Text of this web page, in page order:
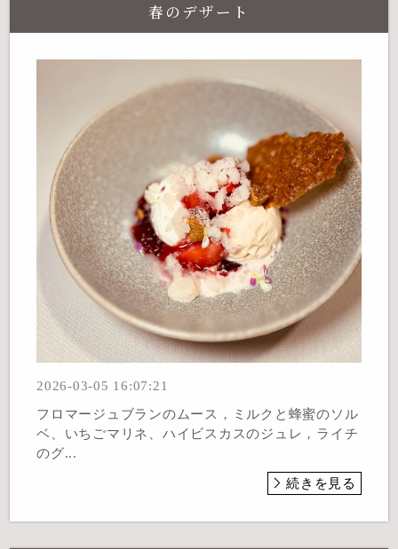
春のデザート
2026-03-05 16:07:21
フロマージュブランのムース，ミルクと蜂蜜のソル
ベ、いちごマリネ、ハイビスカスのジュレ，ライチ
のグ...
続きを見る